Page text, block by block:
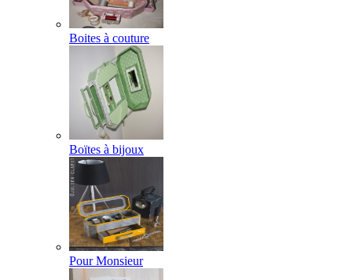
Boites à couture
Boïtes à bijoux
Pour Monsieur